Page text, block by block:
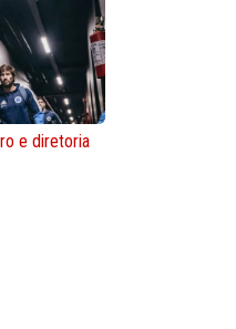
e diretoria